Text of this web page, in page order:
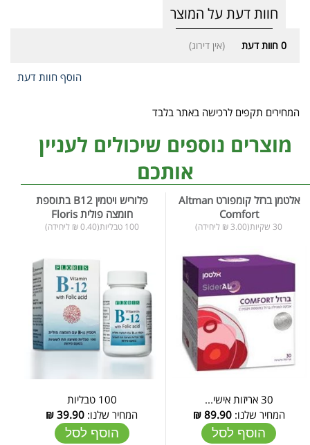
חוות דעת על המוצר
0 חוות דעת (אין דירוג)
הוסף חוות דעת
המחירים תקפים לרכישה באתר בלבד
מוצרים נוספים שיכולים לעניין
אותכם
אלטמן ברזל קומפורט Altman
Comfort
30 שקיות(3.00 ₪ ליחידה)
30 אריזות אישי...
המחיר שלנו:89.90
₪
הוסף לסל
פלוריש ויטמין B12 בתוספת
חומצה פולית Floris
100 טבליות(0.40 ₪ ליחידה)
100 טבליות
המחיר שלנו: 39.90
₪
הוסף לסל